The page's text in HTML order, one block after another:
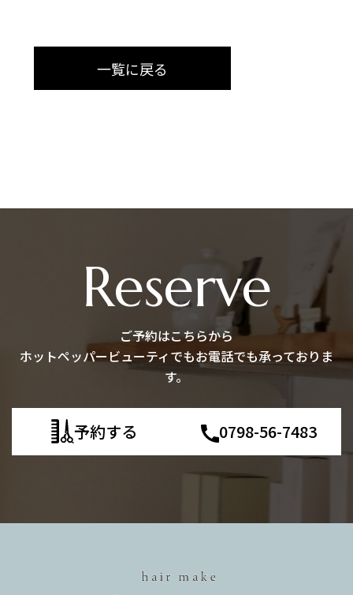
一覧に戻る
Reserve
ご予約はこちらから
ホットペッパービューティでもお電話でも承っておりま
す。
予約する 0798-56-7483